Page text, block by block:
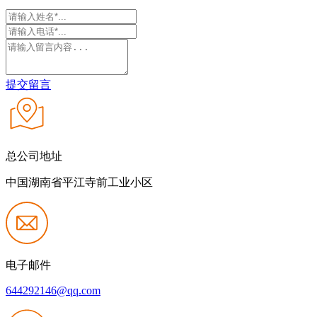
提交留言
总公司地址
中国湖南省平江寺前工业小区
电子邮件
644292146@qq.com